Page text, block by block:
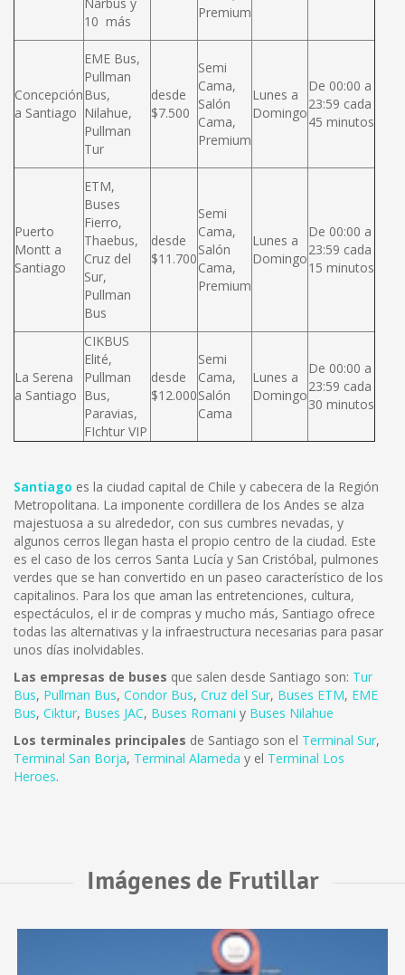
10 más
Premium
Concepción
a Santiago
EME Bus,
Pullman
Bus,
Nilahue,
Pullman
Tur
desde
$7.500
Semi
Cama,
Salón
Cama,
Premium
Lunes a
Domingo
De 00:00 a
23:59 cada
45 minutos
Puerto
Montt a
Santiago
ETM,
Buses
Fierro,
Thaebus,
Cruz del
Sur,
Pullman
Bus
desde
$11.700
Semi
Cama,
Salón
Cama,
Premium
Lunes a
Domingo
De 00:00 a
23:59 cada
15 minutos
La Serena
a Santiago
CIKBUS
Elité,
Pullman
Bus,
Paravias,
FIchtur VIP
desde
$12.000
Semi
Cama,
Salón
Cama
Lunes a
Domingo
De 00:00 a
23:59 cada
30 minutos
Santiago es la ciudad capital de Chile y cabecera de la Región
Metropolitana. La imponente cordillera de los Andes se alza
majestuosa a su alrededor, con sus cumbres nevadas, y
algunos cerros llegan hasta el propio centro de la ciudad. Este
es el caso de los cerros Santa Lucía y San Cristóbal, pulmones
verdes que se han convertido en un paseo característico de los
capitalinos. Para los que aman las entretenciones, cultura,
espectáculos, el ir de compras y mucho más, Santiago ofrece
todas las alternativas y la infraestructura necesarias para pasar
unos días inolvidables.
Las empresas de buses que salen desde Santiago son: Tur
Bus, Pullman Bus, Condor Bus, Cruz del Sur, Buses ETM, EME
Bus, Ciktur, Buses JAC, Buses Romani y Buses Nilahue
Los terminales principales de Santiago son el Terminal Sur,
Terminal San Borja, Terminal Alameda y el Terminal Los
Heroes.
Imágenes de Frutillar